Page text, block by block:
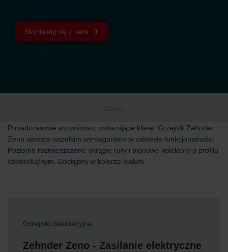
Skontaktuj się z nami
Zalety
Ponadczasowe wzornictwo, pokazujące klasę. Grzejnik Zehnder
Zeno sprosta wszelkim wymaganiom w zakresie funkcjonalności.
Poziomo rozmieszczone okrągłe rury i pionowe kolektory o profilu
czworokątnym. Dostępny w kolorze białym.
Grzejniki dekoracyjne
Zehnder Zeno - Zasilanie elektryczne